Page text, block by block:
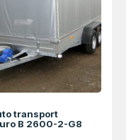
transport
B 2600-2-G8